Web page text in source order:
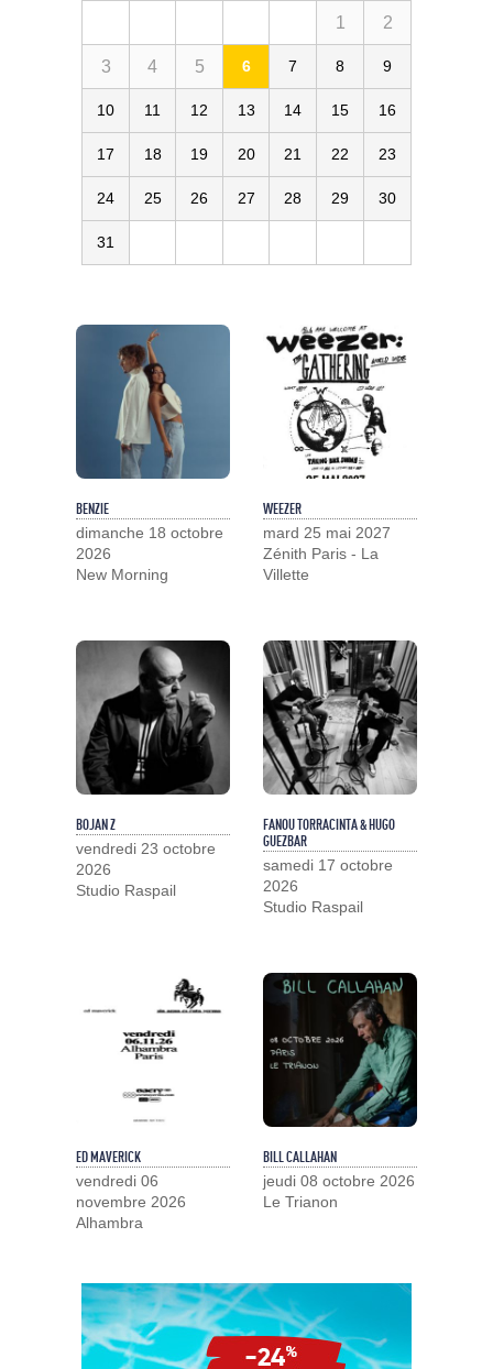
1 2
3 4 5 6 7 8 9
10 11 12 13 14 15 16
17 18 19 20 21 22 23
24 25 26 27 28 29 30
31
BENZIE
dimanche 18 octobre
2026
New Morning
WEEZER
mard 25 mai 2027
Zénith Paris - La
Villette
BOJAN Z
vendredi 23 octobre
2026
Studio Raspail
FANOU TORRACINTA & HUGO
GUEZBAR
samedi 17 octobre
2026
Studio Raspail
ED MAVERICK
vendredi 06
novembre 2026
Alhambra
BILL CALLAHAN
jeudi 08 octobre 2026
Le Trianon